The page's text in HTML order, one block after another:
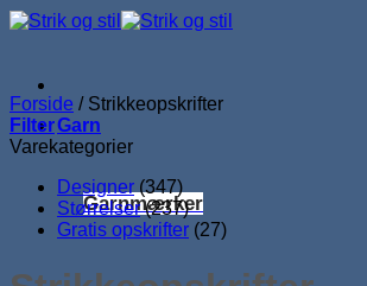
Garn
Garnmærker
Forside /Strikkeopskrifter
Filter
Varekategorier
Designer (347)
Størrelser (237)
Gratis opskrifter (27)